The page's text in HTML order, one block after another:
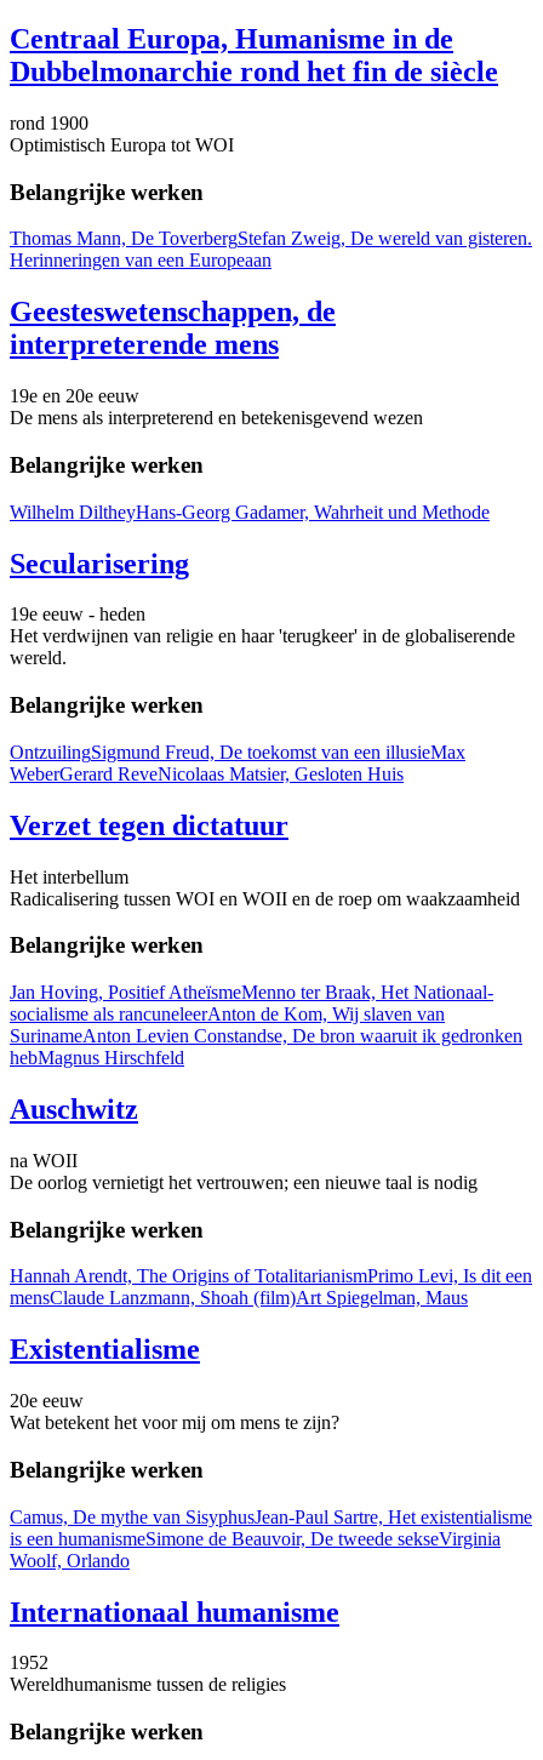
Centraal Europa, Humanisme in de
Dubbelmonarchie rond het fin de siècle
rond 1900
Optimistisch Europa tot WOI
Belangrijke werken
Thomas Mann, De ToverbergStefan Zweig, De wereld van gisteren.
Herinneringen van een Europeaan
Geesteswetenschappen, de
interpreterende mens
19e en 20e eeuw
De mens als interpreterend en betekenisgevend wezen
Belangrijke werken
Wilhelm DiltheyHans-Georg Gadamer, Wahrheit und Methode
Secularisering
19e eeuw - heden
Het verdwijnen van religie en haar 'terugkeer' in de globaliserende
wereld.
Belangrijke werken
OntzuilingSigmund Freud, De toekomst van een illusieMax
WeberGerard ReveNicolaas Matsier, Gesloten Huis
Verzet tegen dictatuur
Het interbellum
Radicalisering tussen WOI en WOII en de roep om waakzaamheid
Belangrijke werken
Jan Hoving, Positief AtheïsmeMenno ter Braak, Het Nationaal-
socialisme als rancuneleerAnton de Kom, Wij slaven van
SurinameAnton Levien Constandse, De bron waaruit ik gedronken
hebMagnus Hirschfeld
Auschwitz
na WOII
De oorlog vernietigt het vertrouwen; een nieuwe taal is nodig
Belangrijke werken
Hannah Arendt, The Origins of TotalitarianismPrimo Levi, Is dit een
mensClaude Lanzmann, Shoah (film)Art Spiegelman, Maus
Existentialisme
20e eeuw
Wat betekent het voor mij om mens te zijn?
Belangrijke werken
Camus, De mythe van SisyphusJean-Paul Sartre, Het existentialisme
is een humanismeSimone de Beauvoir, De tweede sekseVirginia
Woolf, Orlando
Internationaal humanisme
1952
Wereldhumanisme tussen de religies
Belangrijke werken